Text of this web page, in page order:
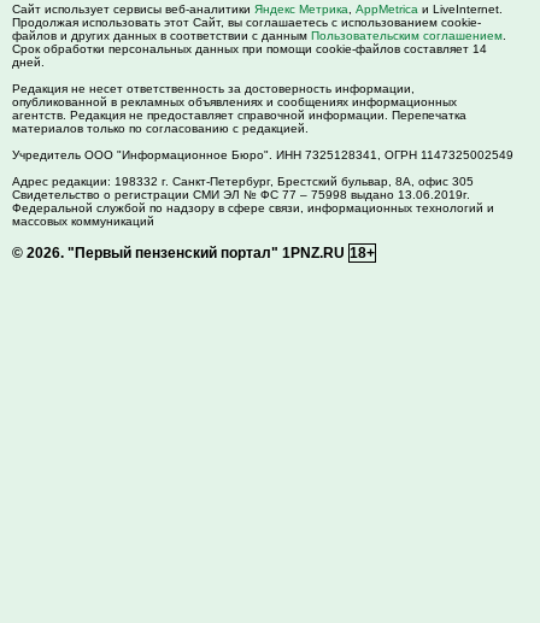
Сайт использует сервисы веб-аналитики Яндекс Метрика AppMetrica и LiveInternet.
Продолжая использовать этот Сайт, вы соглашаетесь с использованием cookie-
файлов и других данных в соответствии с данным Пользовательским соглашением
Срок обработки персональных данных при помощи cookie-файлов составляет 14
дней.
Редакция не несет ответственность за достоверность информации,
опубликованной в рекламных объявлениях и сообщениях информационных
агентств. Редакция не предоставляет справочной информации. Перепечатка
материалов только по согласованию с редакцией.
Учредитель ООО "Информационное Бюро". ИНН 7325128341, ОГРН 1147325002549
Адрес редакции: 198332 г. Санкт-Петербург, Брестский бульвар, 8А, офис 305
Свидетельство о регистрации СМИ ЭЛ № ФС 77 – 75998 выдано 13.06.2019г.
Федеральной службой по надзору в сфере связи, информационных технологий и
массовых коммуникаций
© 2026. "Первый пензенский портал" 1PNZ.RU 18+